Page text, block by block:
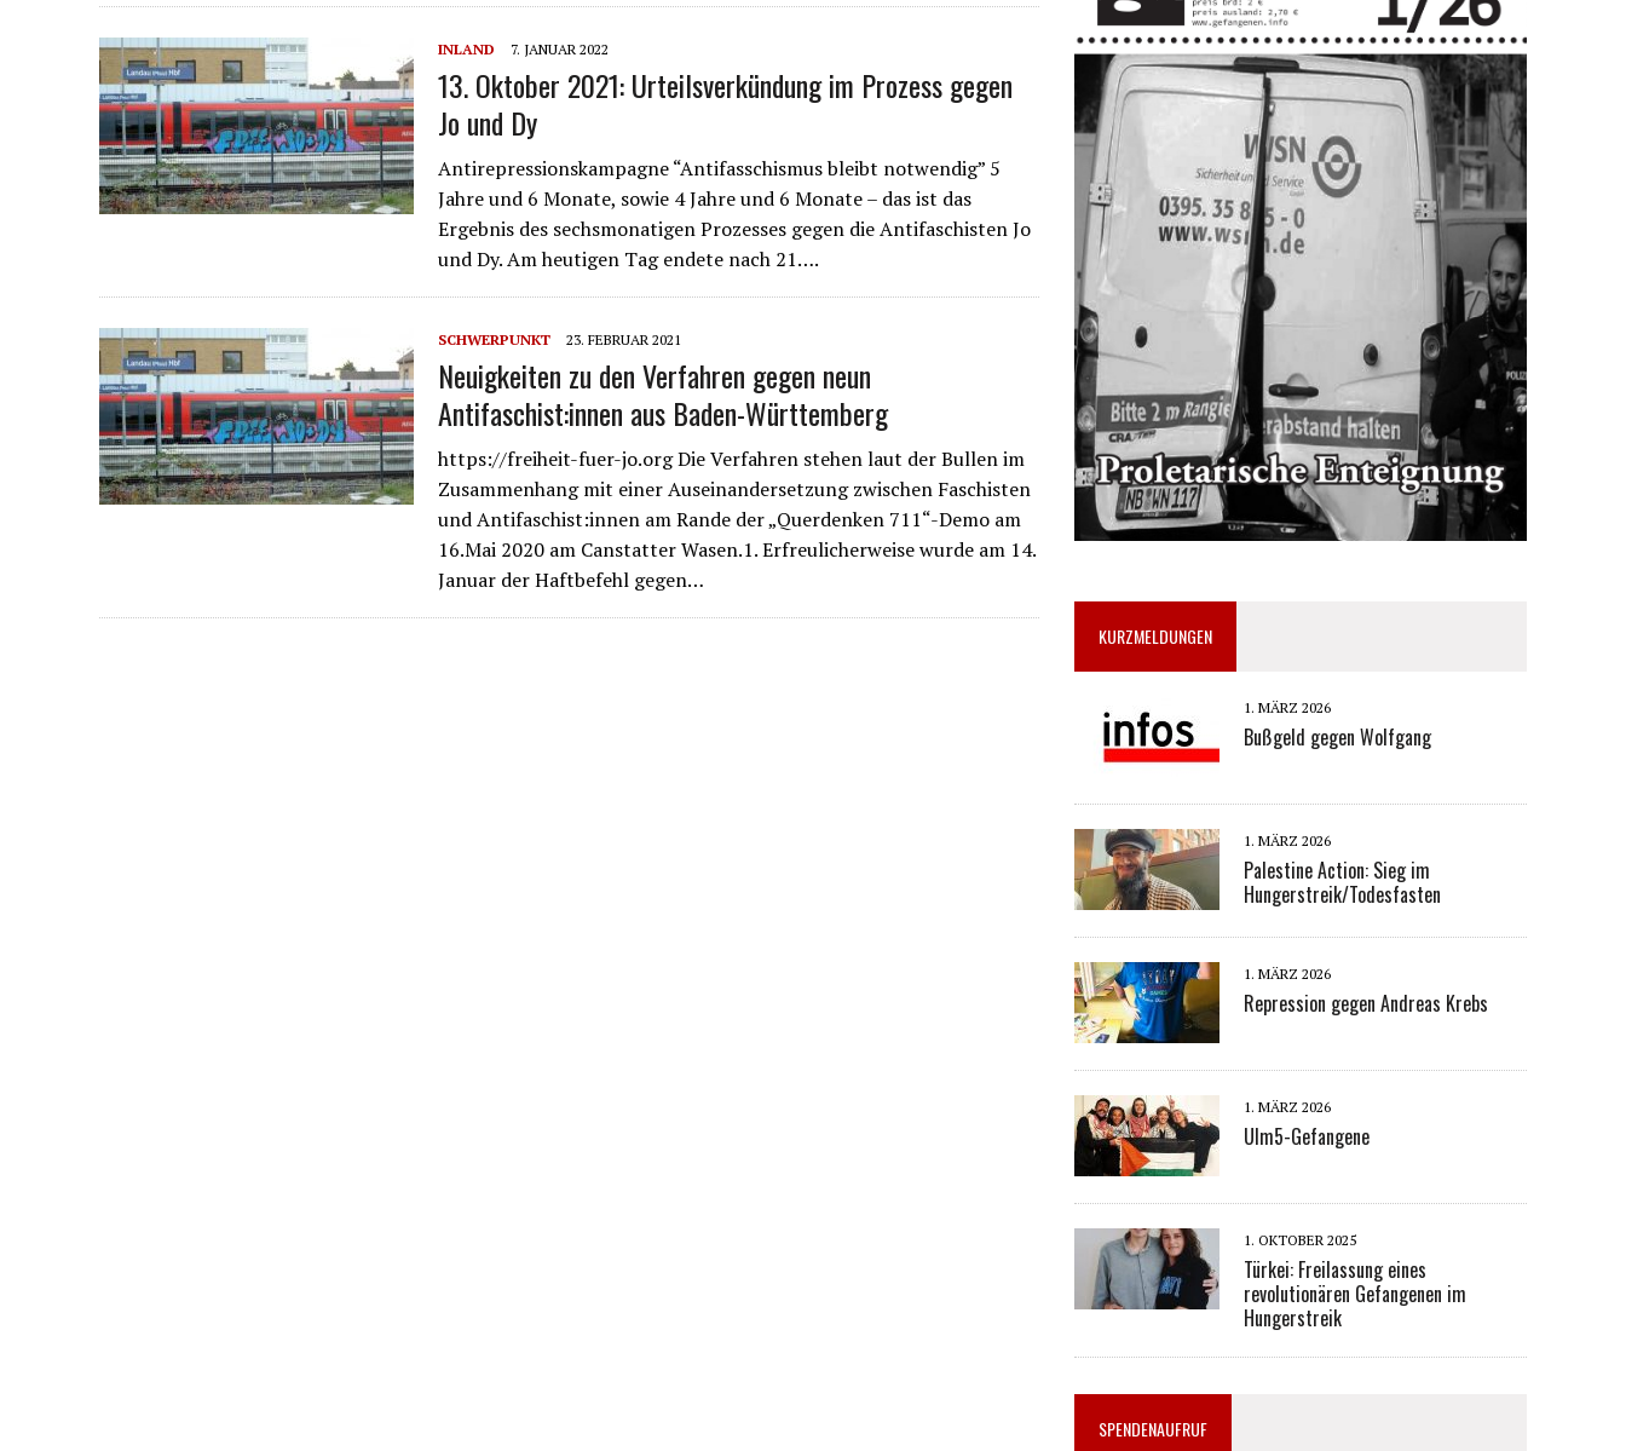
INLAND 7. JANUAR 2022
13. Oktober 2021: Urteilsverkündung im Prozess gegen
Jo und Dy
Antirepressionskampagne “Antifasschismus bleibt notwendig” 5
Jahre und 6 Monate, sowie 4 Jahre und 6 Monate – das ist das
Ergebnis des sechsmonatigen Prozesses gegen die Antifaschisten Jo
und Dy. Am heutigen Tag endete nach 21….
SCHWERPUNKT 23. FEBRUAR 2021
Neuigkeiten zu den Verfahren gegen neun
Antifaschist:innen aus Baden-Württemberg
https://freiheit-fuer-jo.org Die Verfahren stehen laut der Bullen im
Zusammenhang mit einer Auseinandersetzung zwischen Faschisten
und Antifaschist:innen am Rande der „Querdenken 711“-Demo am
16.Mai 2020 am Canstatter Wasen.1. Erfreulicherweise wurde am 14.
Januar der Haftbefehl gegen…
KURZMELDUNGEN
1. MÄRZ 2026
Bußgeld gegen Wolfgang
1. MÄRZ 2026
Palestine Action: Sieg im
Hungerstreik/Todesfasten
1. MÄRZ 2026
Repression gegen Andreas Krebs
1. MÄRZ 2026
Ulm5-Gefangene
1. OKTOBER 2025
Türkei: Freilassung eines
revolutionären Gefangenen im
Hungerstreik
SPENDENAUFRUF